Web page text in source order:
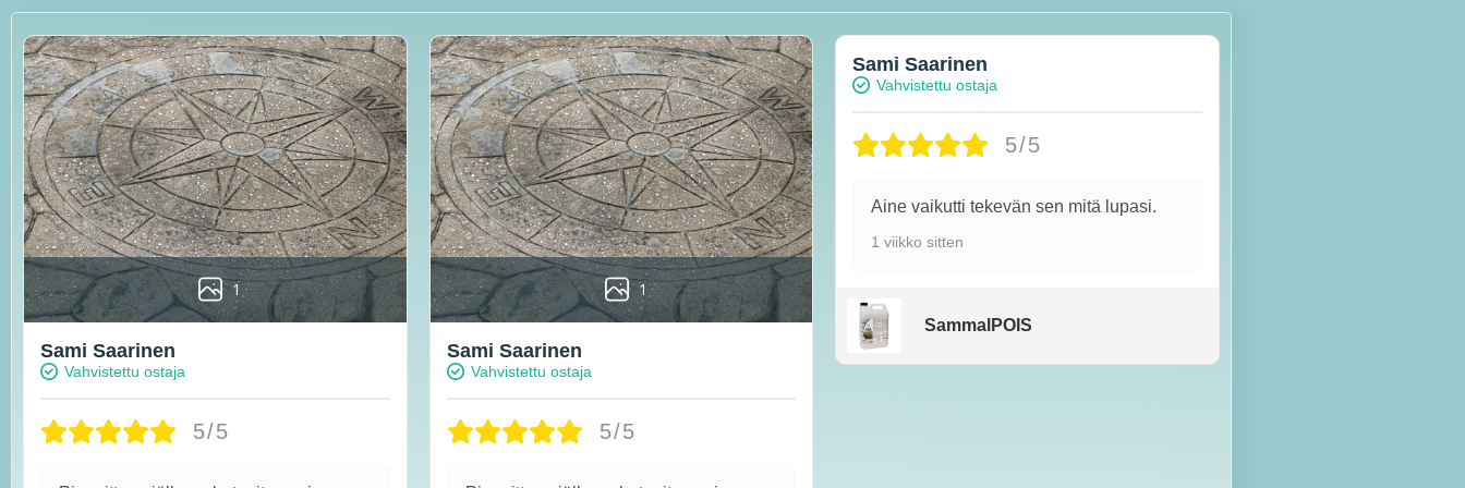
1
Sami Saarinen
Vahvistettu ostaja
5/5
1
Sami Saarinen
Vahvistettu ostaja
5/5
Sami Saarinen
Vahvistettu ostaja
5/5
Aine vaikutti tekevän sen mitä lupasi.
1 viikko sitten
SammalPOIS